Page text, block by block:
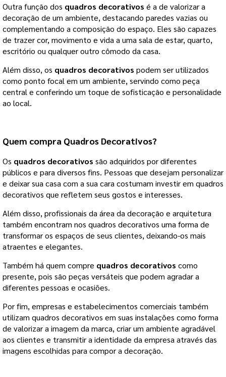
Outra função dos quadros decorativos é a de valorizar a
decoração de um ambiente, destacando paredes vazias ou
complementando a composição do espaço. Eles são capazes
de trazer cor, movimento e vida a uma sala de estar, quarto,
escritório ou qualquer outro cômodo da casa.
Além disso, os quadros decorativos podem ser utilizados
como ponto focal em um ambiente, servindo como peça
central e conferindo um toque de sofisticação e personalidade
ao local.
Quem compra Quadros Decorativos?
Os quadros decorativos são adquiridos por diferentes
públicos e para diversos fins. Pessoas que desejam personalizar
e deixar sua casa com a sua cara costumam investir em quadros
decorativos que refletem seus gostos e interesses.
Além disso, profissionais da área da decoração e arquitetura
também encontram nos quadros decorativos uma forma de
transformar os espaços de seus clientes, deixando-os mais
atraentes e elegantes.
Também há quem compre quadros decorativos como
presente, pois são peças versáteis que podem agradar a
diferentes pessoas e ocasiões.
Por fim, empresas e estabelecimentos comerciais também
utilizam quadros decorativos em suas instalações como forma
de valorizar a imagem da marca, criar um ambiente agradável
aos clientes e transmitir a identidade da empresa através das
imagens escolhidas para compor a decoração.